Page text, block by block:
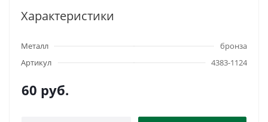
Характеристики
Металл
бронза
Артикул
4383-1124
60 руб.